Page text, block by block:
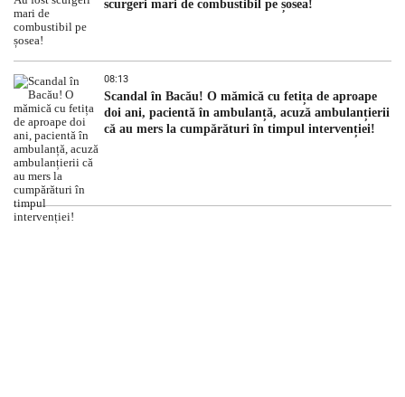
scurgeri mari de combustibil pe șosea!
08:13
Scandal în Bacău! O mămică cu fetița de aproape
doi ani, pacientă în ambulanță, acuză ambulanțierii
că au mers la cumpărături în timpul intervenției!